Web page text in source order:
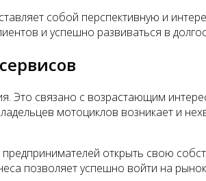
собой перспективную и
и успешно развиваться в
Это связано с возрастающим
мотоциклов возникает и
открыть свою
позволяет успешно войти на